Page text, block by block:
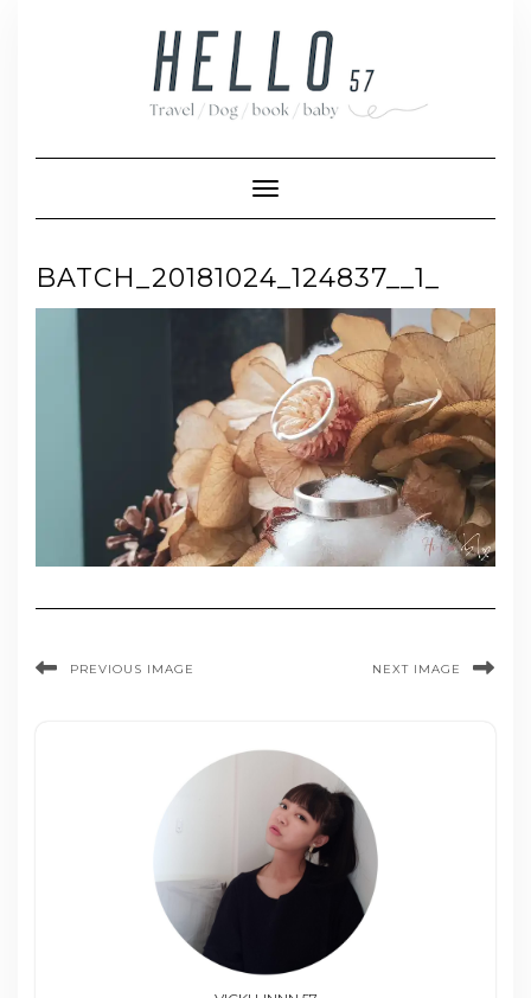
Toggle Navigation
BATCH_20181024_124837__1_
PREVIOUS IMAGE NEXT IMAGE